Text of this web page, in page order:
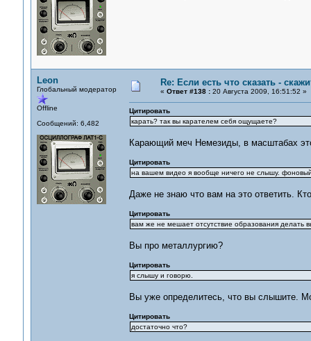
Leon
Глобальный модератор
Offline
Сообщений: 6,482
Re: Если есть что сказать -
« Ответ #138 :20 Августа 2009, 16:51:52 »
Цитировать
карать? так вы карателем себя ощущаете?
Карающий меч Немезиды, в масштабах
Цитировать
на вашем видео я вообще ничего не слышу.
Даже не знаю что вам на это ответить.
Цитировать
вам же не мешает отсутствие образования делать
Вы про металлургию?
Цитировать
я слышу и говорю.
Вы уже определитесь, что вы слышите.
Цитировать
достаточно что?